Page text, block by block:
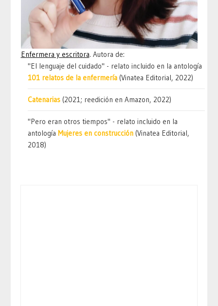
Enfermera y escritora. Autora de:
"El lenguaje del cuidado" - relato incluido en la antología
101 relatos de la enfermería (Vinatea Editorial, 2022)
Catenarias (2021; reedición en Amazon, 2022)
"Pero eran otros tiempos" - relato incluido en la
antologíaMujeres en construcción (Vinatea Editorial,
2018)